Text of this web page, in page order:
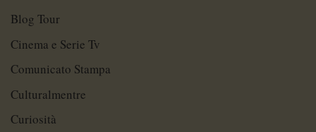
Blog Tour
Cinema e Serie Tv
Comunicato Stampa
Culturalmentre
Curiosità